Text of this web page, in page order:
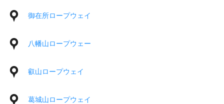
御在所ロープウェイ
八幡山ロープウェー
叡山ロープウェイ
葛城山ロープウェイ